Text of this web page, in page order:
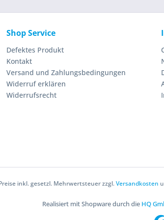
Shop Service
Defektes Produkt
Kontakt
Versand und Zahlungsbedingungen
Widerruf erklären
Widerrufsrecht
inkl. gesetzl. Mehrwertsteuer zzgl.Versandkosten
Realisiert mit Shopware durch die HQ